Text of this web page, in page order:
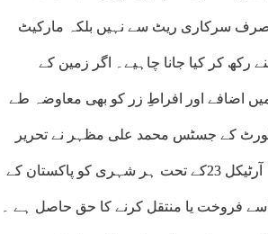
صرف سرکاری ریٹ سے نہیں بلکہ مارکیٹ
رکھ کر کیا جانا چاہیے۔ اگر زمین کے
اضافے اور افراطِ زر کو بھی معاوضہ طے
کے جسٹس محمد علی مظہر نے تحریر
کیا ہے۔سپریم کورٹ نے فیصلے میں مزید کہا ہے کہ آرٹیکل 23کے تحت ہر شہری کو پاکستان کے
فروخت یا منتقل کرنے کا حق حاصل ہے ۔